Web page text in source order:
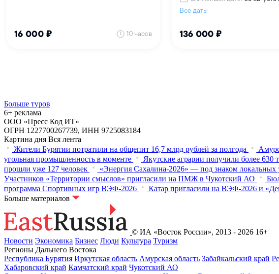
Больше туров
6+ реклама
ООО «Пресс Код ИТ»
ОГРН 1227700267739, ИНН 9725083184
Картина дня Вся лента
Жители Бурятии потратили на общепит 16,7 млрд рублей за полгода
угольная промышленность в моменте
Якутские аграрии получили более 630
прошли уже 127 человек
«Энергия Сахалина-2026» — под знаком
Участников «Территории смыслов» пригласили на ПМЖ в Чукотский АО
программа Спортивных игр ВЭФ-2026
Катар пригласили на ВЭФ-2026 и
Больше материалов
© ИА «Восток России», 2013 - 2026 16+
Новости Экономика Бизнес Люди Культура Туризм
Регионы Дальнего Востока
Республика Бурятия Иркутская область Амурская область Забайкальский край
Хабаровский край Камчатский край Чукотский АО